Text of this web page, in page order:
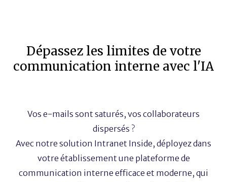
Dépassez les limites de votre
communication interne avec l'IA
Vos e-mails sont saturés, vos collaborateurs
dispersés ?
Avec notre solution Intranet Inside, déployez dans
votre établissement une plateforme de
communication interne efficace et moderne, qui